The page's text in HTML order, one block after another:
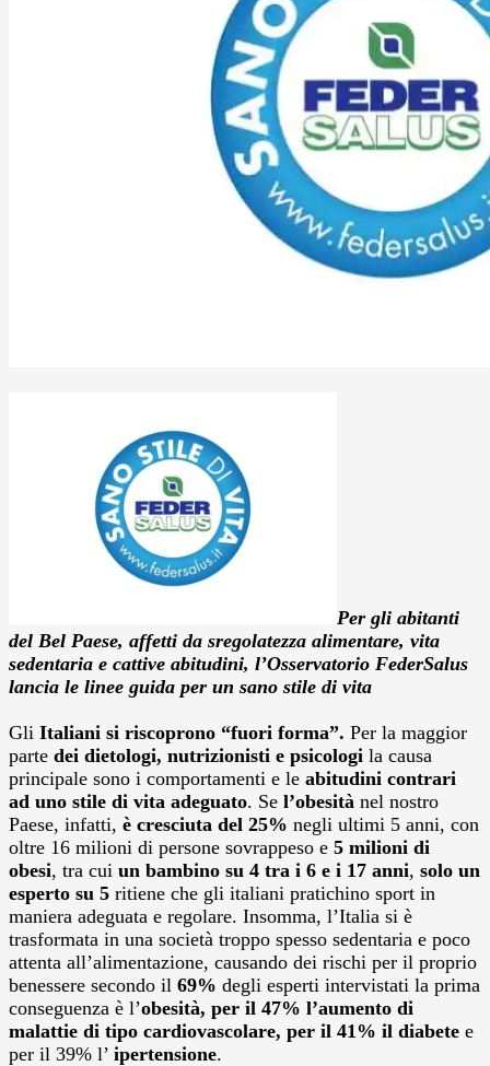
Per gli abitanti
del Bel Paese, affetti da sregolatezza alimentare, vita
sedentaria e cattive abitudini, l’Osservatorio FederSalus
lancia le linee guida per un sano stile di vita
Gli Italiani si riscoprono “fuori forma”. Per la maggior
parte dei dietologi, nutrizionisti e psicologi la causa
principale sono i comportamenti e le abitudini contrari
ad uno stile di vita adeguato. Se l’obesità nel nostro
Paese, infatti, è cresciuta del 25% negli ultimi 5 anni, con
oltre 16 milioni di persone sovrappeso e 5 milioni di
obesi, tra cui un bambino su 4 tra i 6 e i 17 anni, solo un
esperto su 5 ritiene che gli italiani pratichino sport in
maniera adeguata e regolare. Insomma, l’Italia si è
trasformata in una società troppo spesso sedentaria e poco
attenta all’alimentazione, causando dei rischi per il proprio
benessere secondo il 69% degli esperti intervistati la prima
conseguenza è l’obesità, per il 47% l’aumento di
malattie di tipo cardiovascolare, per il 41% il diabete e
per il 39% l’ ipertensione.